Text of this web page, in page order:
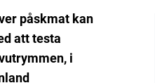
påskmat kan
att testa
i